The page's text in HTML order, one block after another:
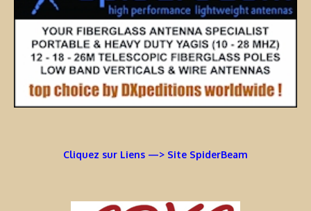
Cliquez sur Liens —> Site SpiderBeam